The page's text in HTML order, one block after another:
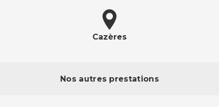
Cazères
Nos autres prestations